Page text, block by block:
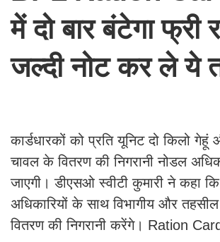
में दो बार बंटेगा फ्री
जल्दी नोट कर ले ये
कार्डधारकों को प्रति यूनिट दो किलो गेहूं
चावल के वितरण की निगरानी नोडल
जाएगी। डीएसओ स्वीटी कुमारी ने कहा
अधिकारियों के साथ विभागीय और तहसील
वितरण की निगरानी करेंगे। Ration